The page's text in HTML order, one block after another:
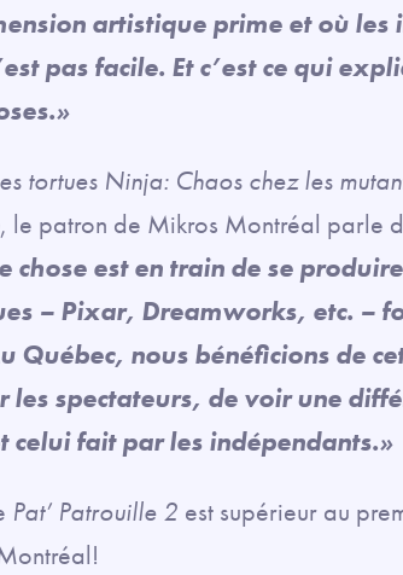
artistique prime et où les
pas facile. Et c’est ce qui
tortues Ninja: Chaos chez les
, le patron de Mikros Montréal parle
chose est en train de se
– Pixar, Dreamworks, etc. –
Québec, nous bénéficions de
les spectateurs, de voir une
celui fait par les indépendants.»
Pat’ Patrouille 2 est supérieur au